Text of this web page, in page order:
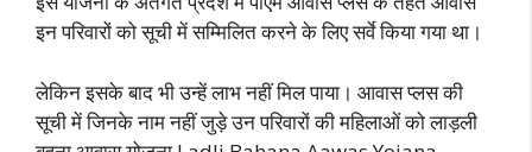
इन परिवारों को सूची में सम्मिलित करने के लिए सर्वे किया गया था।
लेकिन इसके बाद भी उन्हें लाभ नहीं मिल पाया। आवास प्लस की
सूची में जिनके नाम नहीं जुड़े उन परिवारों की महिलाओं को लाड़ली